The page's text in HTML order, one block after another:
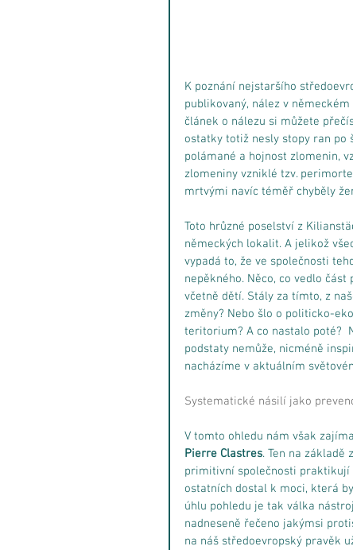
K poznání nejstaršího
publikovaný, nález v německém
článek o nálezu si můžete
ostatky totiž nesly stopy ran po
polámané a hojnost zlomenin,
zlomeniny vzniklé tzv.
mrtvými navíc téměř chyběly
Toto hrůzné poselství z
německých lokalit. A jelikož
vypadá to, že ve společnosti
nepěkného. Něco, co vedlo
včetně dětí. Stály za tímto, z
změny? Nebo šlo o politicko-
teritorium? A co nastalo poté?
podstaty nemůže, nicméně
nacházíme v aktuálním
Systematické násilí jako
V tomto ohledu nám však
Pierre Clastres. Ten na základě
primitivní společnosti praktikují
ostatních dostal k moci, která
úhlu pohledu je tak válka
nadneseně řečeno jakýmsi
na náš středoevropský pravěk